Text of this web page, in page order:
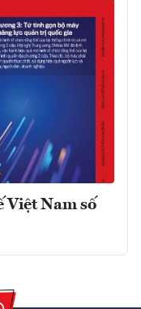
Việt Nam số